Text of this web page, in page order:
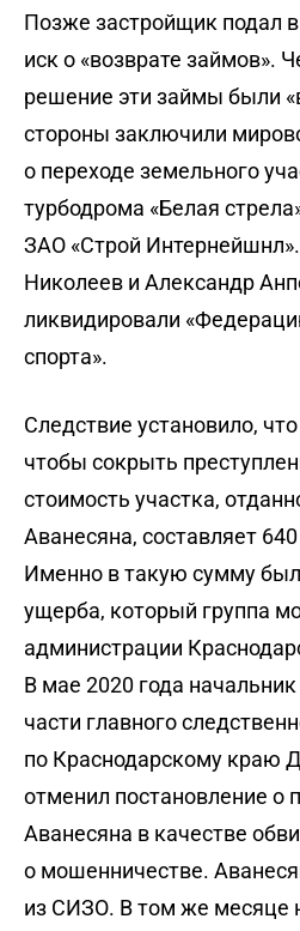
Позже застройщик подал
иск о «возврате займов».
решение эти займы были
стороны заключили
о переходе земельного
турбодрома «Белая
ЗАО «Строй
Николеев и Александр
ликвидировали
спорта».
Следствие установило,
чтобы сокрыть
стоимость участка,
Аванесяна, составляет
Именно в такую сумму
ущерба, который группа
администрации
В мае 2020 года
части главного
по Краснодарскому краю
отменил постановление о
Аванесяна в качестве
о мошенничестве.
из СИЗО. В том же месяце